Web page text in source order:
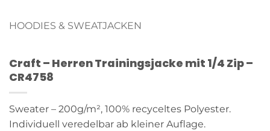
HOODIES & SWEATJACKEN
Craft – Herren Trainingsjacke mit 1/4 Zip –
CR4758
Sweater – 200g/m², 100% recyceltes Polyester.
Individuell veredelbar ab kleiner Auflage.